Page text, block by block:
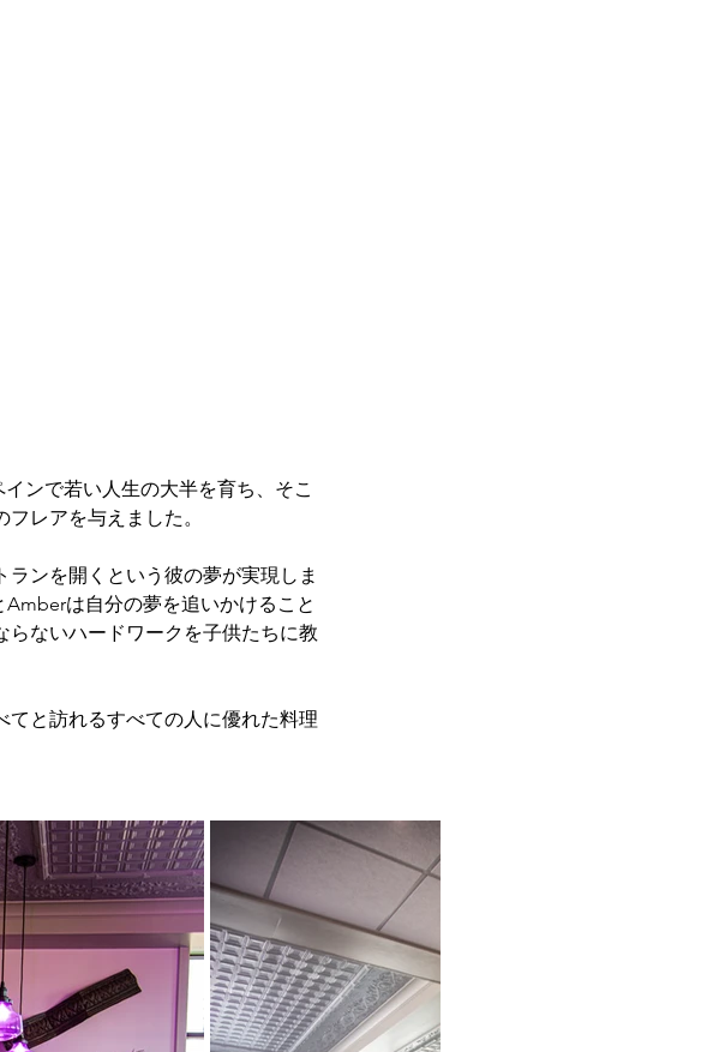
レアを与えました。
ンを開くという彼の夢が実現しま
は自分の夢を追いかけること
ないハードワークを子供たちに教
てと訪れるすべての人に優れた料理